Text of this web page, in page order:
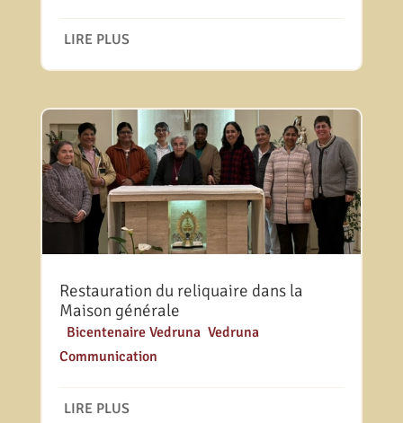
LIRE PLUS
Restauration du reliquaire dans la
Maison générale
Bicentenaire Vedruna, Vedruna
Communication
LIRE PLUS